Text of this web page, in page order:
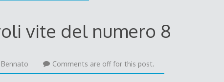
vite del numero 8
Comments are off for this post.